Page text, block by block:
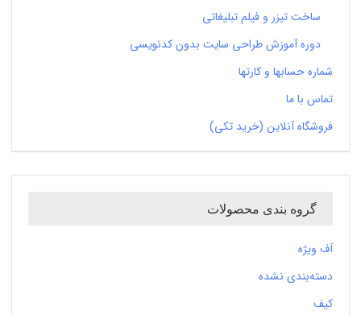
ساخت تیزر و فیلم تبلیغاتی
دوره آموزش طراحی سایت بدون کدنویسی
شماره حسابها و کارتها
تماس با ما
فروشگاه آنلاین (خرید تکی)
گروه بندی محصولات
آف ویژه
دسته‌بندی نشده
کیف